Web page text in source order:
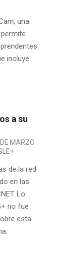
una
incluye.
a su
MARZO
de la red
en las
Lo
no fue
esta